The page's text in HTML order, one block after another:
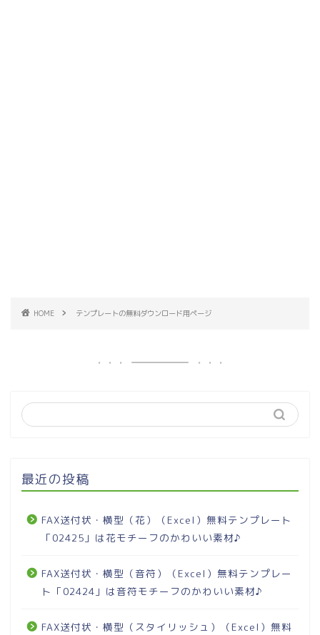
HOME テンプレートの無料ダウンロード用ページ
最近の投稿
FAX送付状・横型（花）（Excel）無料テンプレート
「02425」は花モチーフのかわいい素材♪
FAX送付状・横型（音符）（Excel）無料テンプレー
ト「02424」は音符モチーフのかわいい素材♪
FAX送付状・横型（スタイリッシュ）（Excel）無料